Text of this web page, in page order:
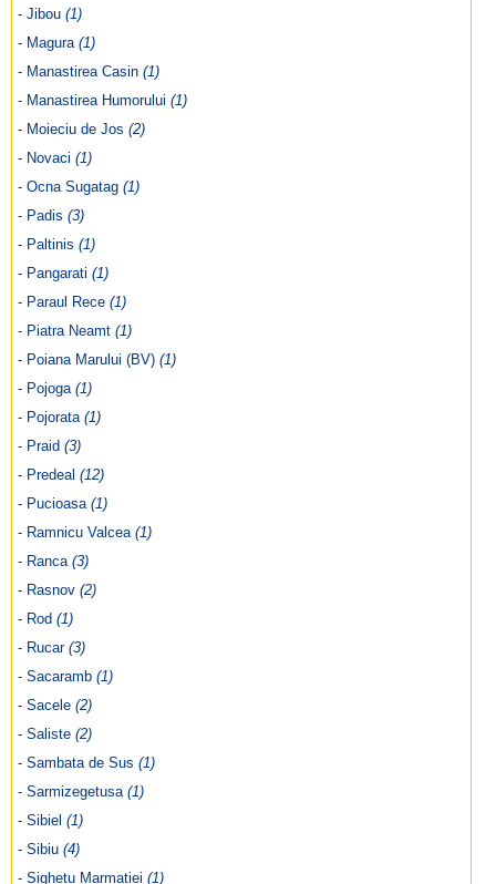
- Jibou (1)
- Magura (1)
- Manastirea Casin (1)
- Manastirea Humorului (1)
- Moieciu de Jos (2)
- Novaci (1)
- Ocna Sugatag (1)
- Padis (3)
- Paltinis (1)
- Pangarati (1)
- Paraul Rece (1)
- Piatra Neamt (1)
- Poiana Marului (BV) (1)
- Pojoga (1)
- Pojorata (1)
- Praid (3)
- Predeal (12)
- Pucioasa (1)
- Ramnicu Valcea (1)
- Ranca (3)
- Rasnov (2)
- Rod (1)
- Rucar (3)
- Sacaramb (1)
- Sacele (2)
- Saliste (2)
- Sambata de Sus (1)
- Sarmizegetusa (1)
- Sibiel (1)
- Sibiu (4)
- Sighetu Marmatiei (1)